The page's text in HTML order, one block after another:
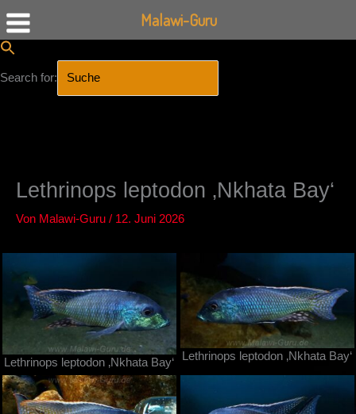
Search for:
Lethrinops leptodon ‚Nkhata Bay‘
Von Malawi-Guru / 12. Juni 2026
Lethrinops leptodon ‚Nkhata Bay‘
Lethrinops leptodon ‚Nkhata Bay‘
Malawi-Guru